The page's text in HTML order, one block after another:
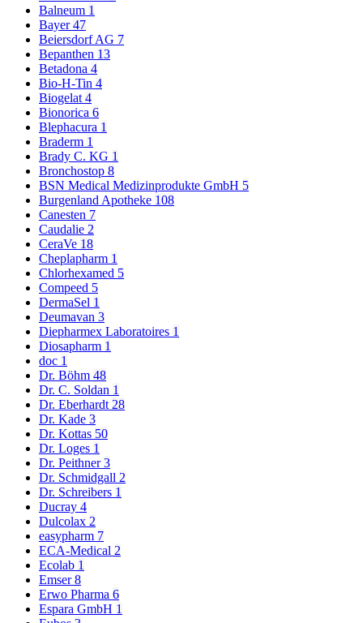
Balneum 1
Bayer47
Beiersdorf AG 7
Bepanthen 13
Betadona 4
Bio-H-Tin 4
Biogelat 4
Bionorica 6
Blephacura 1
Braderm 1
Brady C. KG 1
Bronchostop 8
BSN Medical Medizinprodukte GmbH 5
Burgenland Apotheke 108
Canesten 7
Caudalie 2
CeraVe 18
Cheplapharm 1
Chlorhexamed 5
Compeed 5
DermaSel 1
Deumavan 3
Diepharmex Laboratoires 1
Diosapharm 1
doc 1
Dr. Böhm 48
Dr. C. Soldan 1
Dr. Eberhardt 28
Dr. Kade 3
Dr. Kottas 50
Dr. Loges 1
Dr. Peithner3
Dr. Schmidgall 2
Dr. Schreibers 1
Ducray 4
Dulcolax 2
easypharm 7
ECA-Medical 2
Ecolab 1
Emser8
Erwo Pharma 6
Espara GmbH 1